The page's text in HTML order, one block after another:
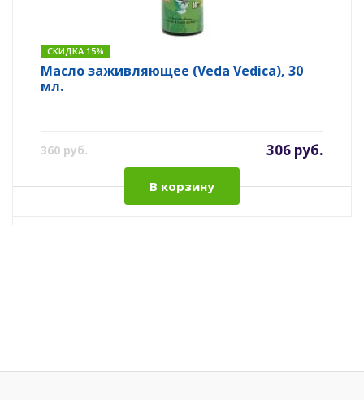
СКИДКА 15%
Масло заживляющее (Veda Vedica), 30
мл.
360 руб. 306 руб.
В корзину